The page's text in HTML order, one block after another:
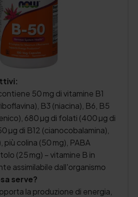
50 mg di vitamine B1
B3 (niacina), B6, B5
680 µg di folati (400 µg di
µg di B12 (cianocobalamina),
più colina (50 mg), PABA
(25 mg) – vitamine B in
assimilabile dall'organismo
serve?
la produzione di energia,